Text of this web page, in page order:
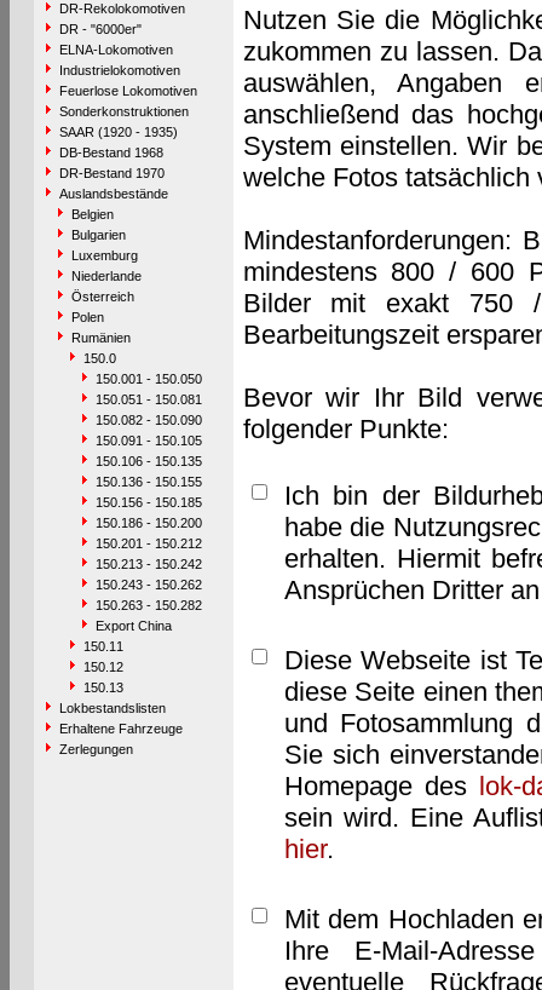
DR-Rekolokomotiven
DR - "6000er"
ELNA-Lokomotiven
Industrielokomotiven
Feuerlose Lokomotiven
Sonderkonstruktionen
SAAR (1920 - 1935)
DB-Bestand 1968
DR-Bestand 1970
Auslandsbestände
Belgien
Bulgarien
Luxemburg
Niederlande
Österreich
Polen
Rumänien
150.0
150.001 - 150.050
150.051 - 150.081
150.082 - 150.090
150.091 - 150.105
150.106 - 150.135
150.136 - 150.155
150.156 - 150.185
150.186 - 150.200
150.201 - 150.212
150.213 - 150.242
150.243 - 150.262
150.263 - 150.282
Export China
150.11
150.12
150.13
Lokbestandslisten
Erhaltene Fahrzeuge
Zerlegungen
Nutzen Sie die
zukommen zu lassen.
auswählen, Angaben
anschließend das
System einstellen. Wir
welche Fotos tatsächlich
Mindestanforderungen:
mindestens 800 / 600
Bilder mit exakt 750
Bearbeitungszeit
Bevor wir Ihr Bild
folgender Punkte:
Ich bin der
habe die
erhalten. Hiermit
Ansprüchen Dritter
Diese Webseite ist
diese Seite einen
und Fotosammlung
Sie sich
Homepage des lok-
sein wird. Eine
hier.
Mit dem Hochladen
Ihre E-Mail-
eventuelle